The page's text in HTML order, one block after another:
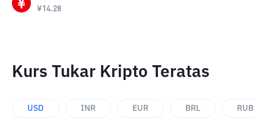
¥14.28
Kurs Tukar Kripto Teratas
USD INR EUR BRL RUB